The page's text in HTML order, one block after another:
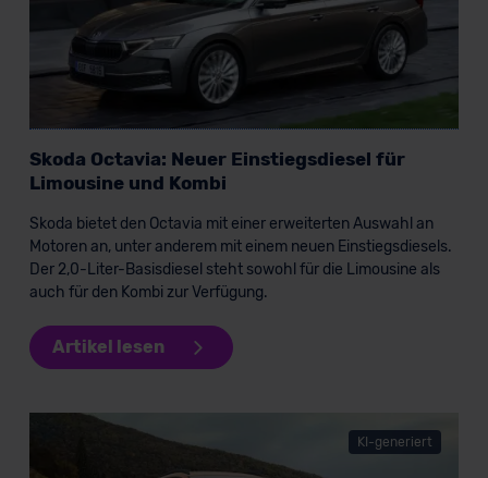
Datenschutzklauseln können Sie über den Kontakt zu
unserem Datenschutzbeauftragten unter
datenschutz@meinauto.de anfordern.
Skoda Octavia: Neuer Einstiegsdiesel für
Limousine und Kombi
Skoda bietet den Octavia mit einer erweiterten Auswahl an
Motoren an, unter anderem mit einem neuen Einstiegsdiesels.
Der 2,0-Liter-Basisdiesel steht sowohl für die Limousine als
auch für den Kombi zur Verfügung.
Artikel lesen
KI-generiert